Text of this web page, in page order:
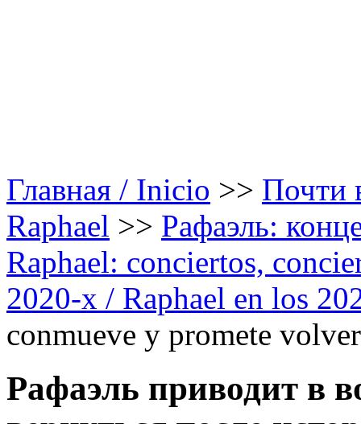
Главная / Inicio >> Почти
Raphael >> Рафаэль:
Raphael: conciertos,
2020-х / Raphael en los
conmueve y promete
Рафаэль приводит в